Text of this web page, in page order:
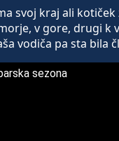
svoj kraj ali
v gore, drugi k
vodiča pa sta bila
sezona